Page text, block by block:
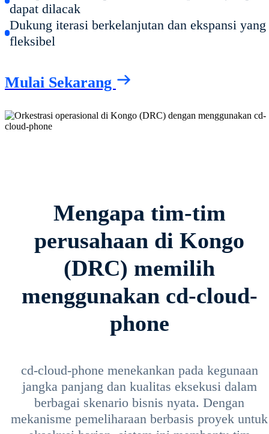
dapat dilacak
Dukung iterasi berkelanjutan dan ekspansi yang
fleksibel
Mulai Sekarang
Mengapa tim-tim
perusahaan di Kongo
(DRC) memilih
menggunakan cd-cloud-
phone
cd-cloud-phone menekankan pada kegunaan
jangka panjang dan kualitas eksekusi dalam
berbagai skenario bisnis nyata. Dengan
mekanisme pemeliharaan berbasis proyek untuk